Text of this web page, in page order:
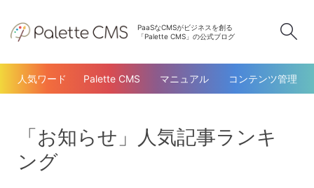
PaaSなCMSがビジネスを創る
「Palette CMS」の公式ブログ
人気ワード Palette CMS マニュアル コンテンツ管理
「お知らせ」人気記事ランキ
ング